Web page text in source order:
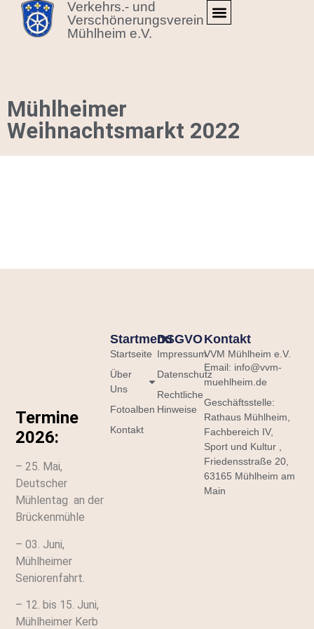
Verkehrs.- und
Verschönerungsverein
Mühlheim e.V.
Mühlheimer
Weihnachtsmarkt 2022
Termine
2026:
– 25. Mai,
Deutscher
Mühlentag an der
Brückenmühle
– 03. Juni,
Mühlheimer
Seniorenfahrt.
– 12. bis 15. Juni,
Mühlheimer Kerb
DSGVO
Impressum
Datenschutz
Rechtliche
Hinweise
Startmenu
Startseite
Über
Uns
Fotoalben
Kontakt
Kontakt
VVM Mühlheim e.V.
Email: info@vvm-
muehlheim.de
Geschäftsstelle:
Rathaus Mühlheim,
Fachbereich IV,
Sport und Kultur ,
Friedensstraße 20,
63165 Mühlheim am
Main